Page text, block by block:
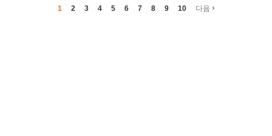
1 2 3 4 5 6 7 8 9 10 다음 ›